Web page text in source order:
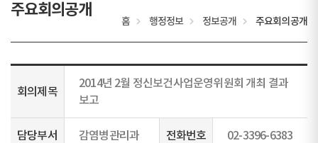
주요회의공개
홈 행정정보 정보공개 주요회의공개
회의제목
2014년 2월 정신보건사업운영위원회 개최 결과
보고
담당부서 감염병관리과 전화번호 02-3396-6383